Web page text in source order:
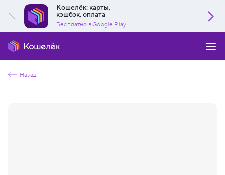
Кошелёк: карты,
кэшбэк, оплата
Бесплатно в Google Play
Назад